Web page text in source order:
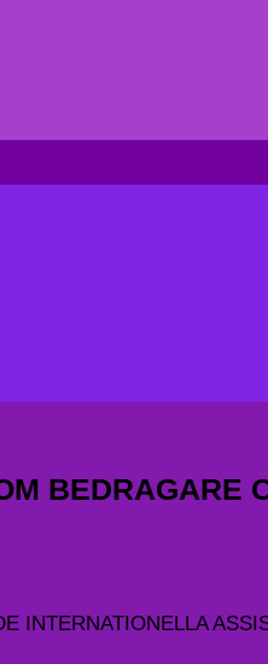
BEDRAGARE
INTERNATIONELLA